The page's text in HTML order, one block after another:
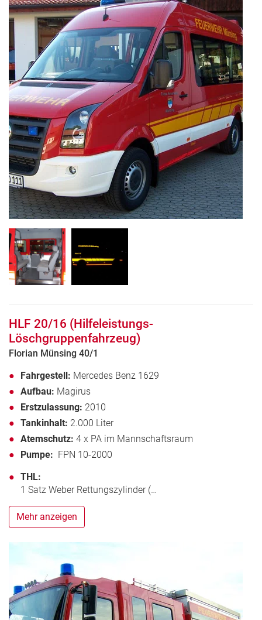
HLF 20/16 (Hilfeleistungs-
Löschgruppenfahrzeug)
Florian Münsing 40/1
Fahrgestell: Mercedes Benz 1629
Aufbau: Magirus
Erstzulassung: 2010
Tankinhalt: 2.000 Liter
Atemschutz: 4 x PA im Mannschaftsraum
Pumpe: FPN 10-2000
THL:
1 Satz Weber Rettungszylinder (…
Mehr anzeigen